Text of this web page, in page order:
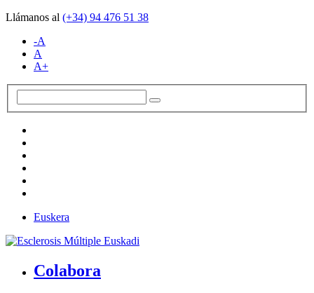
Llámanos al (+34) 94 476 51 38
-A
A
A+
Euskera
Colabora